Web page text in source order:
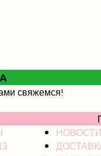
свяжемся!
НОВОСТИ